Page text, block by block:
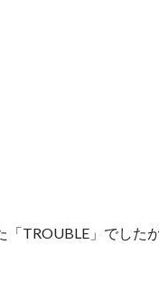
TROUBLE」でした